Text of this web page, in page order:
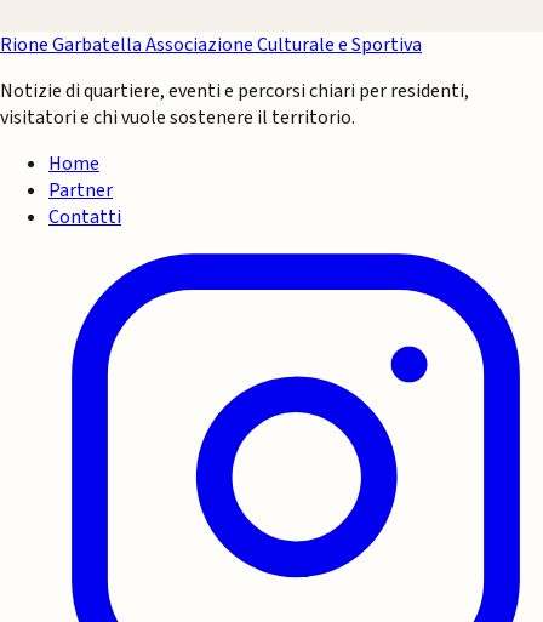
Rione GarbatellaAssociazione Culturale e Sportiva
Notizie di quartiere, eventi e percorsi chiari per residenti,
visitatori e chi vuole sostenere il territorio.
Home
Partner
Contatti